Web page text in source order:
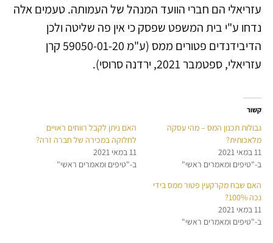
עזריאלי הם חברי הוועד המנהל של העמותה. טעמים אלה
נדחו ע"י בית המשפט שפסק כי אין פה שליטה ולכן
הדיבידנדים פטורים ממס (ע"מ 59050-01-20 קרן
עזריאלי, ספטמבר 2021, ירדנה סרוסי).
קשור
גבולות תכנון המס – מהי עסקה
מלאכותית?
11 במאי 2021
ב-"טיפים ומאמרים ראשי"
האם ניתן לקבל רווחים ראויים
לחלוקה במכירה של חברה זרה?
11 במאי 2021
ב-"טיפים ומאמרים ראשי"
האם שבח מקרקעין פטור ממס בידי
נכה 100%?
11 במאי 2021
ב-"טיפים ומאמרים ראשי"